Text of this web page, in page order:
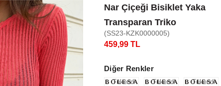
Nar Çiçeği Bisiklet Yaka
Transparan Triko
(SS23-KZK0000005)
459,99 TL
Diğer Renkler
Tükendi Tükendi Tükendi